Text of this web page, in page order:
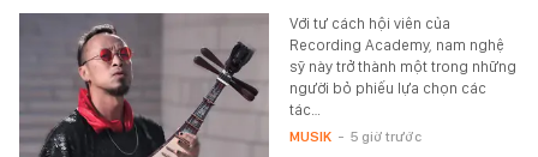
Với tư cách hội viên của
Recording Academy, nam nghệ
sỹ này trở thành một trong những
người bỏ phiếu lựa chọn các
tác…
MUSIK - 5 giờ trước